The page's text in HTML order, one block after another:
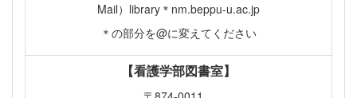
Mail）library＊nm.beppu-u.ac.jp
＊の部分を@に変えてください
【看護学部図書室】